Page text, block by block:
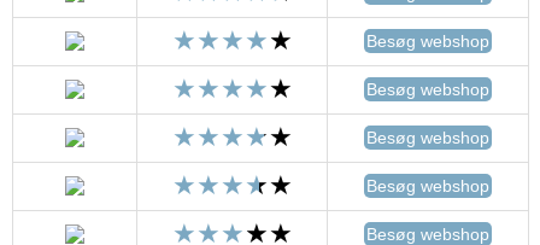
Besøg webshop
Besøg webshop
Besøg webshop
Besøg webshop
Besøg webshop